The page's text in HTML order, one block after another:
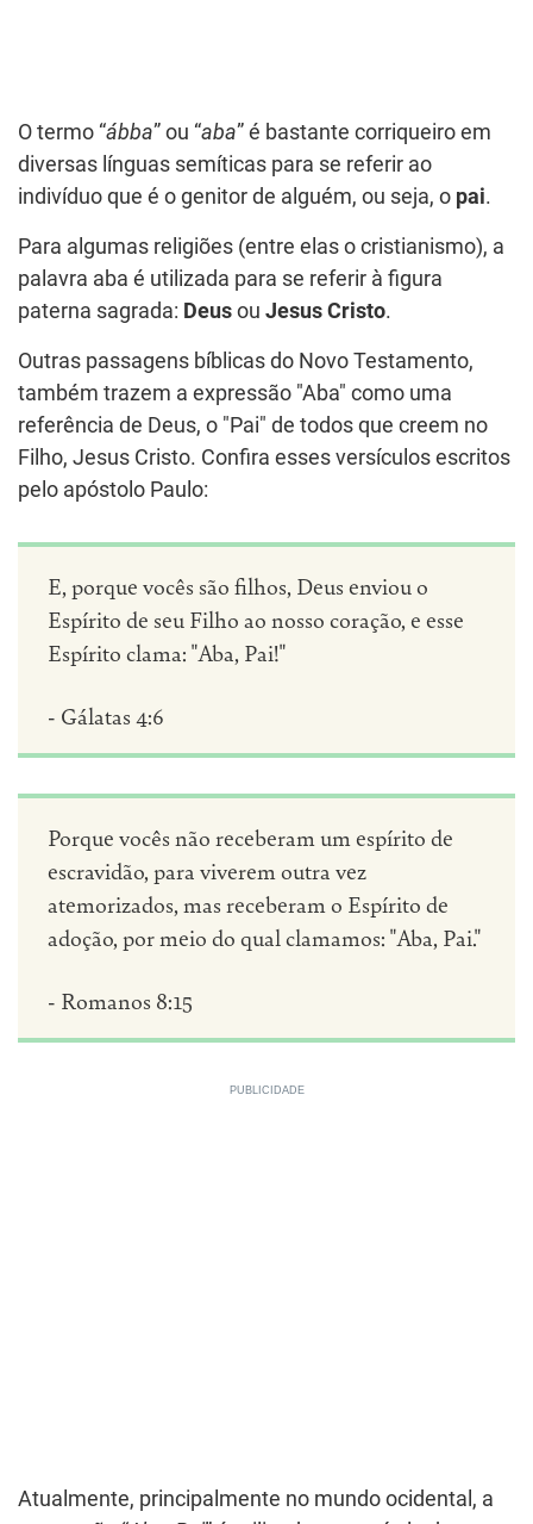
O termo “ábba” ou “aba” é bastante corriqueiro em
diversas línguas semíticas para se referir ao
indivíduo que é o genitor de alguém, ou seja, o pai.
Para algumas religiões (entre elas o cristianismo), a
palavra aba é utilizada para se referir à figura
paterna sagrada: Deus ou Jesus Cristo.
Outras passagens bíblicas do Novo Testamento,
também trazem a expressão "Aba" como uma
referência de Deus, o "Pai" de todos que creem no
Filho, Jesus Cristo. Confira esses versículos escritos
pelo apóstolo Paulo:
E, porque vocês são filhos, Deus enviou o
Espírito de seu Filho ao nosso coração, e esse
Espírito clama: "Aba, Pai!"
- Gálatas 4:6
Porque vocês não receberam um espírito de
escravidão, para viverem outra vez
atemorizados, mas receberam o Espírito de
adoção, por meio do qual clamamos: "Aba, Pai."
- Romanos 8:15
Atualmente, principalmente no mundo ocidental, a